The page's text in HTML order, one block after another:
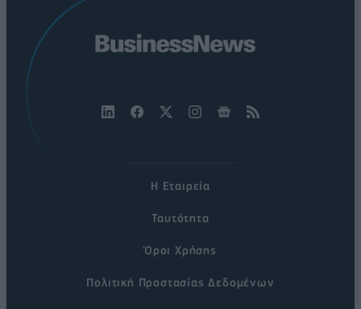
Η Εταιρεία
Ταυτότητα
Όροι Χρήσης
Πολιτική Προστασίας Δεδομένων